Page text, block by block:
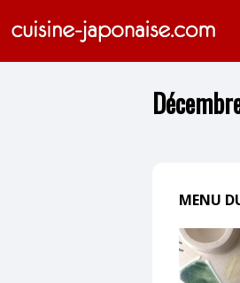
MENU